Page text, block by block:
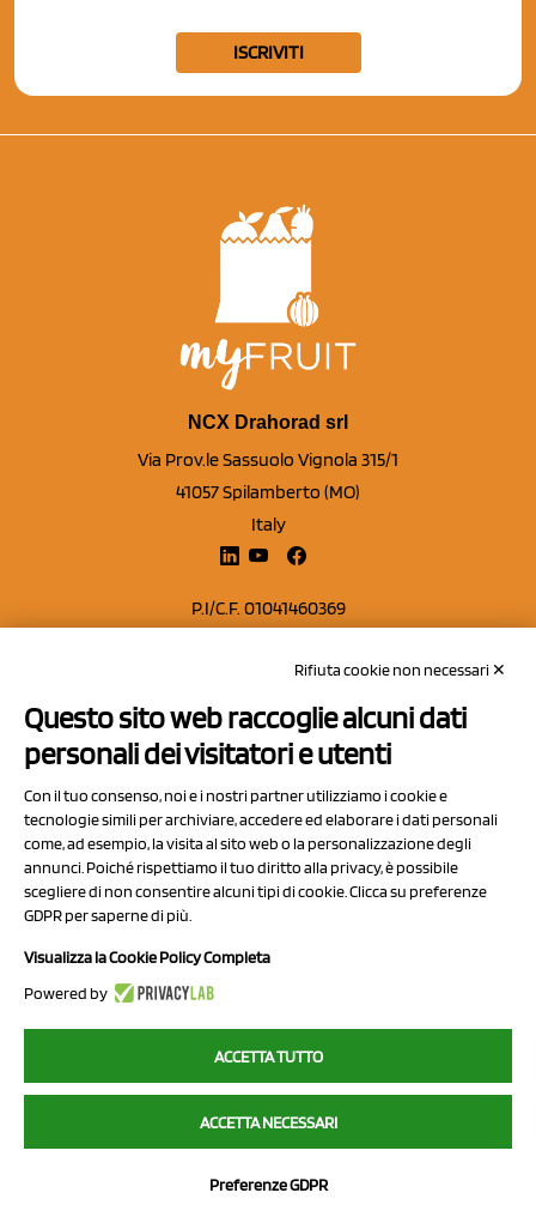
ISCRIVITI
NCX Drahorad srl
Via Prov.le Sassuolo Vignola 315/1
41057 Spilamberto (MO)
Italy
P.I/C.F. 01041460369
Capitale sociale Euro 50.000,00 i.v.
Contatti
Privacy Policy
Cookie Policy
Chi Siamo
2023 NCX Drahorad srl - All rights reserved
myfruit.it è parte del network diNCX DRAHORAD
NCX Drahorad - Via Provinciale Vignola-Sassuolo 315/1 - 41057
Rifiuta cookie non necessari ✕
Questo sito web raccoglie alcuni dati
personali dei visitatori e utenti
Con il tuo consenso, noi e i nostri partner utilizziamo i cookie e
tecnologie simili per archiviare, accedere ed elaborare i dati personali
come, ad esempio, la visita al sito web o la personalizzazione degli
annunci. Poiché rispettiamo il tuo diritto alla privacy, è possibile
scegliere di non consentire alcuni tipi di cookie. Clicca su preferenze
GDPR per saperne di più.
Visualizza la Cookie Policy Completa
Powered by
ACCETTA TUTTO
ACCETTA NECESSARI
Preferenze GDPR